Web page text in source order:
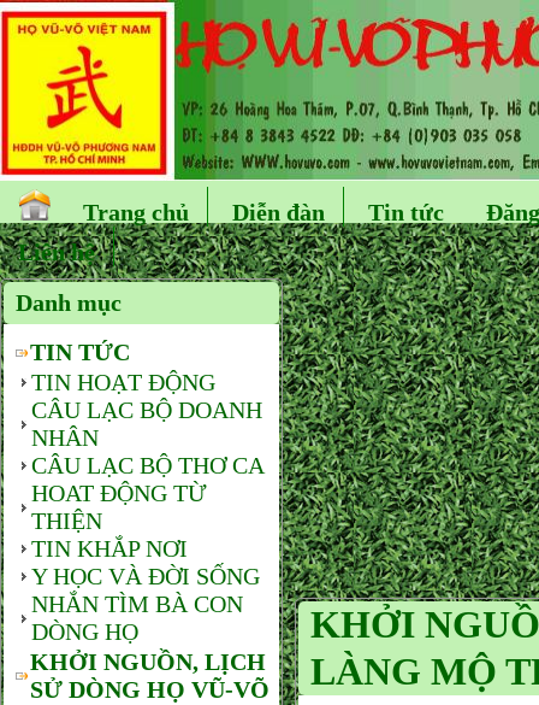
Trang chủ Diễn đàn Tin tức
Liên hệ
Danh mục
TIN TỨC
TIN HOẠT ĐỘNG
CÂU LẠC BỘ DOANH
NHÂN
CÂU LẠC BỘ THƠ CA
HOAT ĐỘNG TỪ
THIỆN
TIN KHẮP NƠI
Y HỌC VÀ ĐỜI SỐNG
NHẮN TÌM BÀ CON
DÒNG HỌ
KHỞI NGUỒN, LỊCH
SỬ DÒNG HỌ VŨ-VÕ
KHỞI
LÀNG MỘ